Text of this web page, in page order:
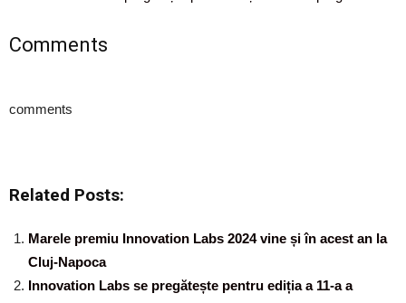
Comments
comments
Related Posts:
Marele premiu Innovation Labs 2024 vine și în acest an la
Cluj-Napoca
Innovation Labs se pregătește pentru ediția a 11-a a